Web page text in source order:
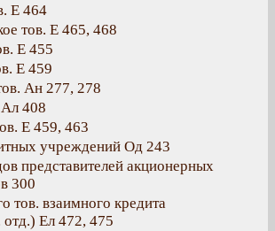
Е 464
тов. Е 465, 468
Е 455
Е 459
Ан 277, 278
408
Е 459, 463
учреждений Од 243
представителей акционерных
300
тов. взаимного кредита
отд.) Ел 472, 475